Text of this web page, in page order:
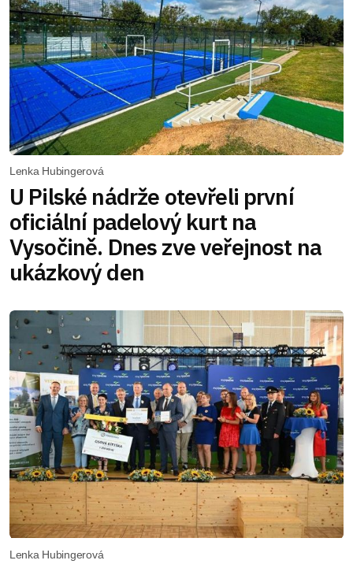
Lenka Hubingerová
U Pilské nádrže otevřeli první
oficiální padelový kurt na
Vysočině. Dnes zve veřejnost na
ukázkový den
Lenka Hubingerová